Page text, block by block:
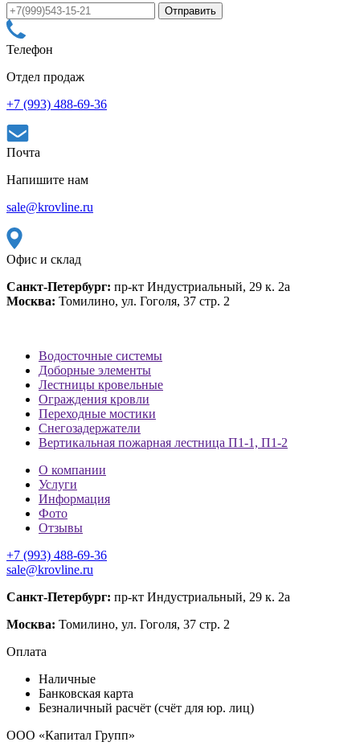
Телефон
Отдел продаж
+7 (993) 488-69-36
Почта
Напишите нам
sale@krovline.ru
Офис и склад
Санкт-Петербург: пр-кт Индустриальный, 29 к. 2а
Москва: Томилино, ул. Гоголя, 37 стр. 2
Водосточные системы
Доборные элементы
Лестницы кровельные
Ограждения кровли
Переходные мостики
Снегозадержатели
Вертикальная пожарная лестница П1-1, П1-2
О компании
Услуги
Информация
Фото
Отзывы
+7 (993) 488-69-36
sale@krovline.ru
Санкт-Петербург: пр-кт Индустриальный, 29 к. 2а
Москва: Томилино, ул. Гоголя, 37 стр. 2
Оплата
Наличные
Банковская карта
Безналичный расчёт (счёт для юр. лиц)
ООО «Капитал Групп»